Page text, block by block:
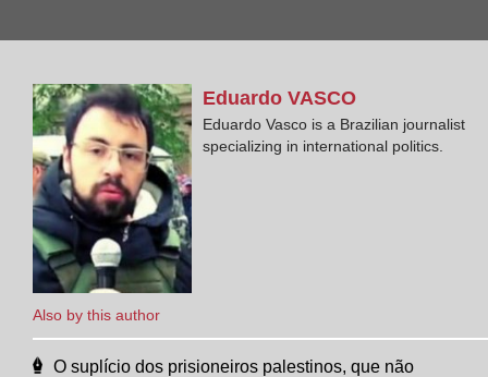
Also by this author
EduardoVASCO
Eduardo Vasco is a Brazilian journalist
specializing in international politics.
O suplício dos prisioneiros palestinos, que não